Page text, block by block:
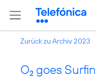
Zurück zu Archiv 2023
O2 goes